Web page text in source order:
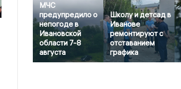
МЧС
предупредило о
непогоде в
Ивановской
области 7-8
августа
Школу и детсад в
Иванове
ремонтируют с
отставанием
графика